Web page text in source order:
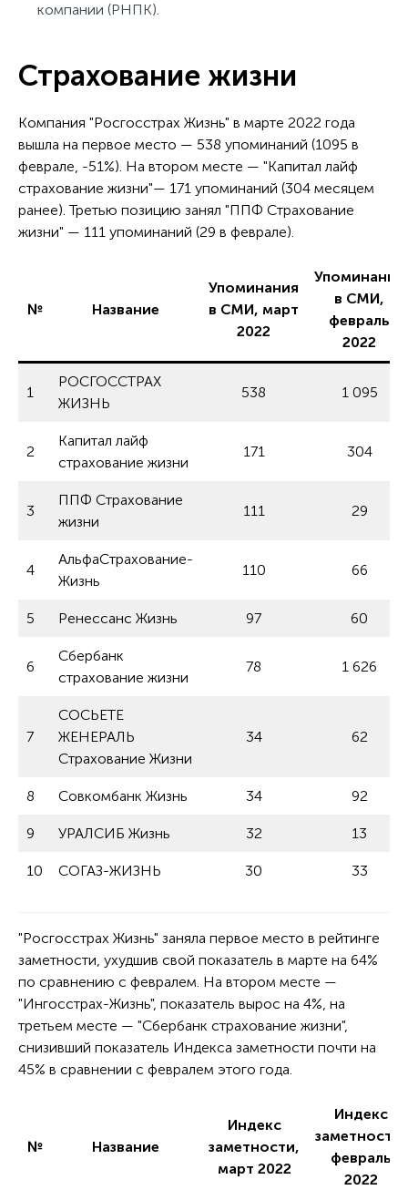
компании (РНПК).
Страхование жизни
Компания "Росгосстрах Жизнь" в марте 2022 года
вышла на первое место — 538 упоминаний (1095 в
феврале, -51%). На втором месте — "Капитал лайф
страхование жизни"— 171 упоминаний (304 месяцем
ранее). Третью позицию занял "ППФ Страхование
жизни" — 111 упоминаний (29 в феврале).
№ Название
Упоминания
в СМИ, март
2022
Упоминания
в СМИ,
февраль
2022
1
РОСГОССТРАХ
ЖИЗНЬ
538 1 095
2
Капитал лайф
страхование жизни
171 304
3
ППФ Страхование
жизни
111 29
4
АльфаСтрахование-
Жизнь
110 66
5 Ренессанс Жизнь 97 60
6
Сбербанк
страхование жизни
78 1 626
7
СОСЬЕТЕ
ЖЕНЕРАЛЬ
Страхование Жизни
34 62
8 Совкомбанк Жизнь 34 92
9 УРАЛСИБ Жизнь 32 13
10 СОГАЗ-ЖИЗНЬ 30 33
"Росгосстрах Жизнь" заняла первое место в рейтинге
заметности, ухудшив свой показатель в марте на 64%
по сравнению с февралем. На втором месте —
"Ингосстрах-Жизнь", показатель вырос на 4%, на
третьем месте — "Сбербанк страхование жизни",
снизивший показатель Индекса заметности почти на
45% в сравнении с февралем этого года.
№ Название
Индекс
заметности,
март 2022
Индекс
заметности,
февраль
2022